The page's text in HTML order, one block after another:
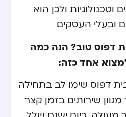
ולכן הוא
ובעלי העסקים.
דפוס טוב? הנה כמה
אחד כזה:
דפוס שימו לב בתחילה
שירותים בזמן קצר